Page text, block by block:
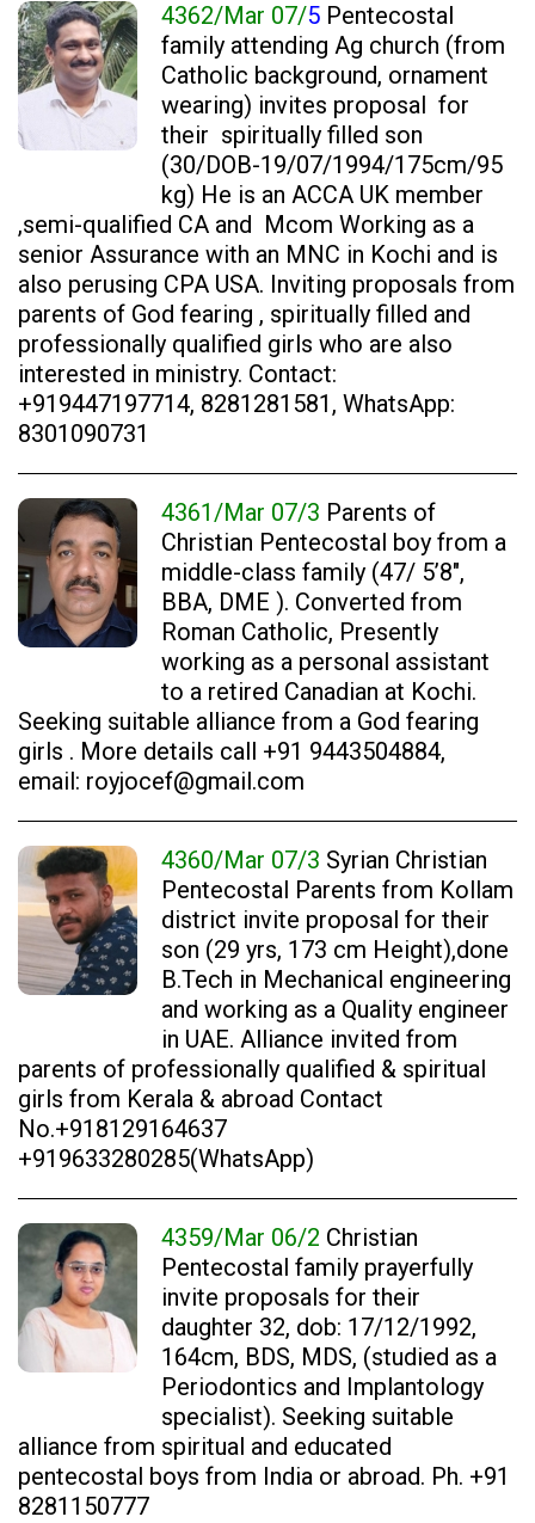
4362/Mar 07/5 Pentecostal
family attending Ag church (from
Catholic background, ornament
wearing) invites proposal for
their spiritually filled son
(30/DOB-19/07/1994/175cm/95
kg) He is an ACCA UK member
,semi-qualified CA and Mcom Working as a
senior Assurance with an MNC in Kochi and is
also perusing CPA USA. Inviting proposals from
parents of God fearing , spiritually filled and
professionally qualified girls who are also
interested in ministry. Contact:
+919447197714, 8281281581, WhatsApp:
8301090731
4361/Mar 07/3 Parents of
Christian Pentecostal boy from a
middle-class family (47/ 5’8″,
BBA, DME ). Converted from
Roman Catholic, Presently
working as a personal assistant
to a retired Canadian at Kochi.
Seeking suitable alliance from a God fearing
girls . More details call +91 9443504884,
email: royjocef@gmail.com
4360/Mar 07/3 Syrian Christian
Pentecostal Parents from Kollam
district invite proposal for their
son (29 yrs, 173 cm Height),done
B.Tech in Mechanical engineering
and working as a Quality engineer
in UAE. Alliance invited from
parents of professionally qualified & spiritual
girls from Kerala & abroad Contact
No.+918129164637
+919633280285(WhatsApp)
4359/Mar 06/2 Christian
Pentecostal family prayerfully
invite proposals for their
daughter 32, dob: 17/12/1992,
164cm, BDS, MDS, (studied as a
Periodontics and Implantology
specialist). Seeking suitable
alliance from spiritual and educated
pentecostal boys from India or abroad. Ph. +91
8281150777